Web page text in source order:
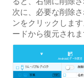
次に、必要な削除
ンをクリックしま
ードから復元されま